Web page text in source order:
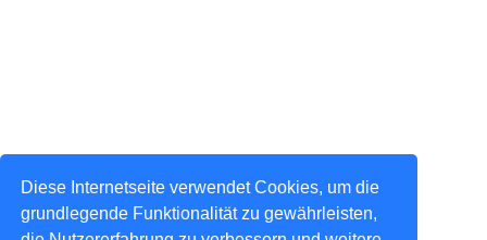
Diese Internetseite verwendet Cookies, um die
grundlegende Funktionalität zu gewährleisten,